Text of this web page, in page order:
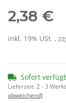
2,38 €
inkl. 19% USt. ,
Sofort
Lieferzeit:2 - 3
abweichend)